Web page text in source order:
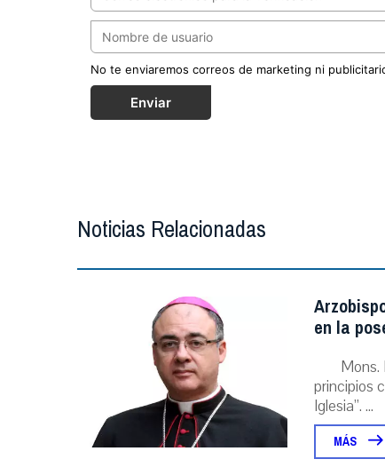
No te enviaremos correos de marketing ni
Enviar
Noticias Relacionadas
en la
Mons.
principios
Iglesia”. ...
MÁS